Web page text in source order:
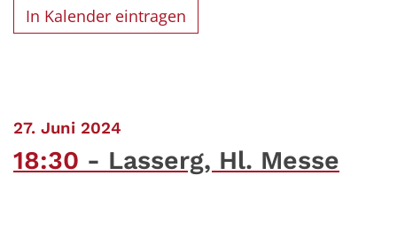
In Kalender eintragen
27. Juni 2024:
18:30 Lasserg, Hl. Messe